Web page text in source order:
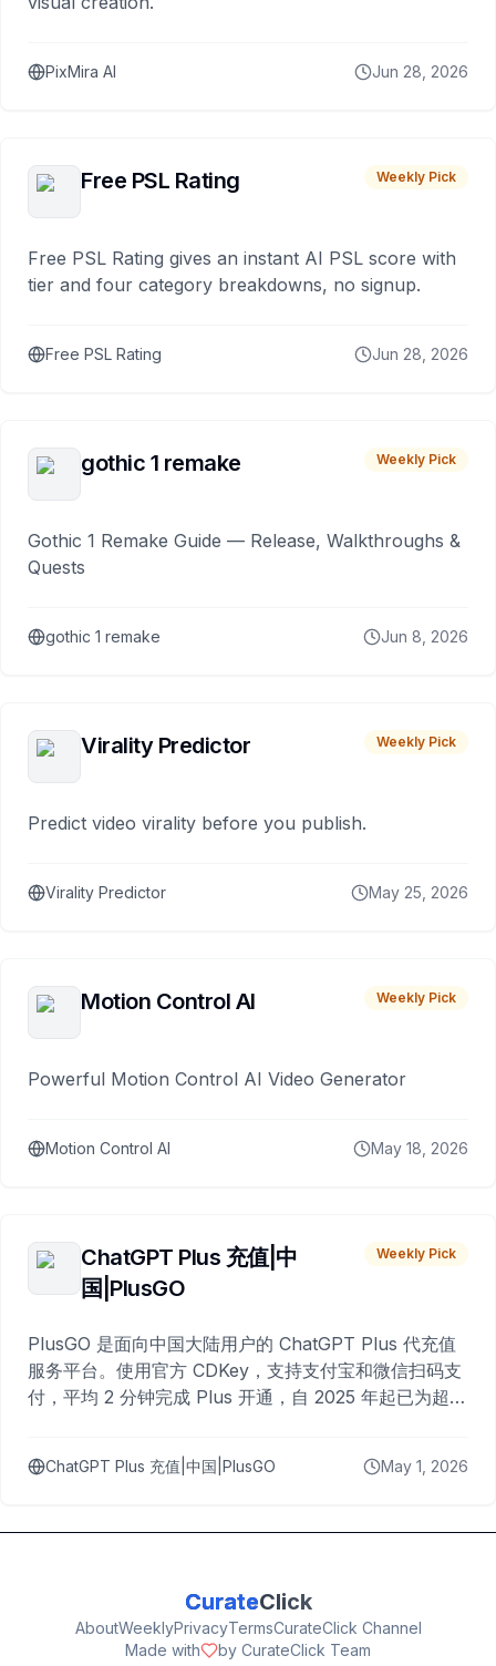
PixMira AI Jun 28, 2026
Free PSL Rating Weekly Pick
Free PSL Rating gives an instant AI PSL score with
tier and four category breakdowns, no signup.
Free PSL Rating Jun 28, 2026
gothic 1 remake Weekly Pick
Gothic 1 Remake Guide — Release, Walkthroughs &
Quests
gothic 1 remake Jun 8, 2026
Virality Predictor Weekly Pick
Predict video virality before you publish.
Virality Predictor May 25, 2026
Motion Control AI Weekly Pick
Powerful Motion Control AI Video Generator
Motion Control AI May 18, 2026
ChatGPT Plus 充值|中
国|PlusGO
Weekly Pick
PlusGO 是面向中国大陆用户的 ChatGPT Plus 代充值
服务平台。使用官方 CDKey，支持支付宝和微信扫码支
付，平均 2 分钟完成 Plus 开通，自 2025 年起已为超过
ChatGPT Plus 充值|中国|PlusGO May 1, 2026
CurateClick
AboutWeeklyPrivacyTermsCurateClick Channel
Made with
by CurateClick Team